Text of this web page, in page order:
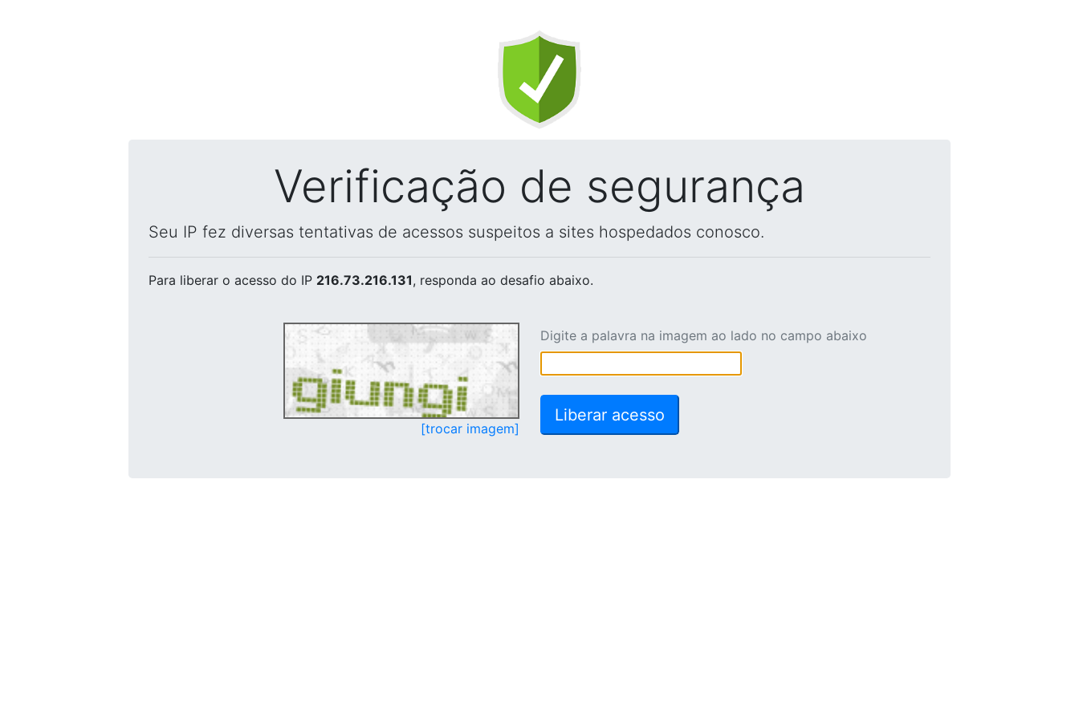
Verificação de segurança
Seu IP fez diversas tentativas de acessos suspeitos a sites hospedados conosco.
Para liberar o acesso do IP 216.73.216.131, responda ao desafio abaixo.
[trocar imagem]
Digite a palavra na imagem ao lado no campo abaixo